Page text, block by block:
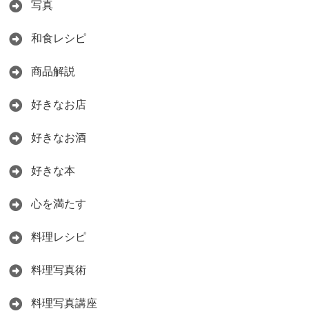
写真
和食レシピ
商品解説
好きなお店
好きなお酒
好きな本
心を満たす
料理レシピ
料理写真術
料理写真講座